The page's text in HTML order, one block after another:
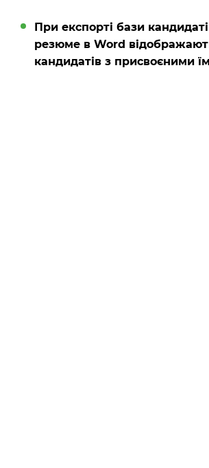
При експорті бази
резюме в Word
кандидатів з присвоєними